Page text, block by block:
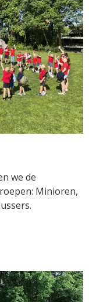
we de
Minioren,